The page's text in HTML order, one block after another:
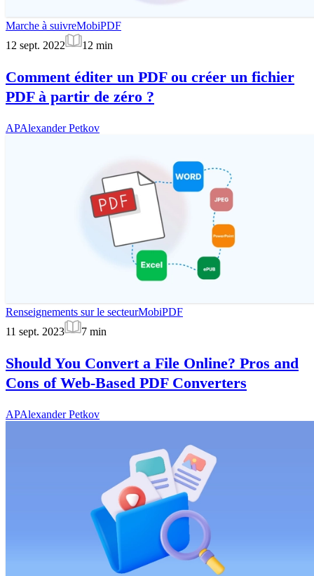
Marche à suivreMobiPDF
12 sept. 2022
12 min
Comment éditer un PDF ou créer un fichier
PDF à partir de zéro ?
APAlexander Petkov
Renseignements sur le secteurMobiPDF
11 sept. 2023
7 min
Should You Convert a File Online? Pros and
Cons of Web-Based PDF Converters
APAlexander Petkov